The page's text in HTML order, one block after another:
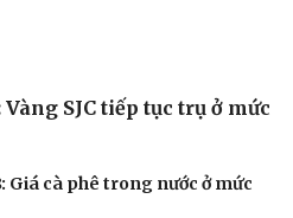
SJC tiếp tục trụ ở mức
Giá cà phê trong nước ở mức